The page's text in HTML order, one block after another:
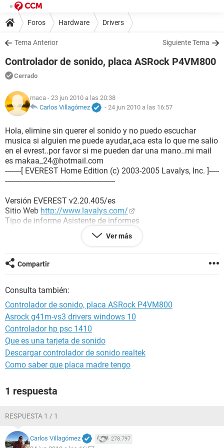
Foros Hardware Drivers
Tema Anterior Siguiente Tema
Controlador de sonido, placa ASRock P4VM800
Cerrado
maca - 23 jun 2010 a las 20:38
Carlos Villagómez
- 24 jun 2010 a las 16:57
Hola, elimine sin querer el sonido y no puedo escuchar
musica si alguien me puede ayudar,,aca esta lo que me salio
en el evrest..por favor si me pueden dar una mano..mi mail
es makaa_24@hotmail.com
--------[ EVEREST Home Edition (c) 2003-2005 Lavalys, Inc. ]-----
-------------------------------------------------------
Versión EVEREST v2.20.405/es
Sitio Web http://www.lavalys.com/
Tipo de informe Asistente de informes
5.1.2600 (WinXP Retail)
Fecha 2010-06-24
--------[ Resumen ]------------------------------------------------------------------------------
-----------------------
Ordenador:
Sistema operativo Microsoft Windows XP Professional
Service Pack del Sistema Operativo Service Pack 3
DirectX 4.09.00.0904 (DirectX 9.0c)
Nombre de usuario maka
Tipo de procesador Intel Pentium 4, 2400 MHz (18 x 133)
Nombre de la Placa Base ASRock P4VM800 (3 PCI, 1 AGP, 1
AMR, 2 DDR DIMM, Audio, Video, LAN)
Ver más
Compartir
Consulta también:
Controlador de sonido, placa ASRock P4VM800
Asrock g41m-vs3 drivers windows 10
Controlador hp psc 1410
Que es una tarjeta de sonido
Descargar controlador de sonido realtek
Como saber que placa madre tengo
1 respuesta
RESPUESTA 1 / 1
Carlos Villagómez 278.797